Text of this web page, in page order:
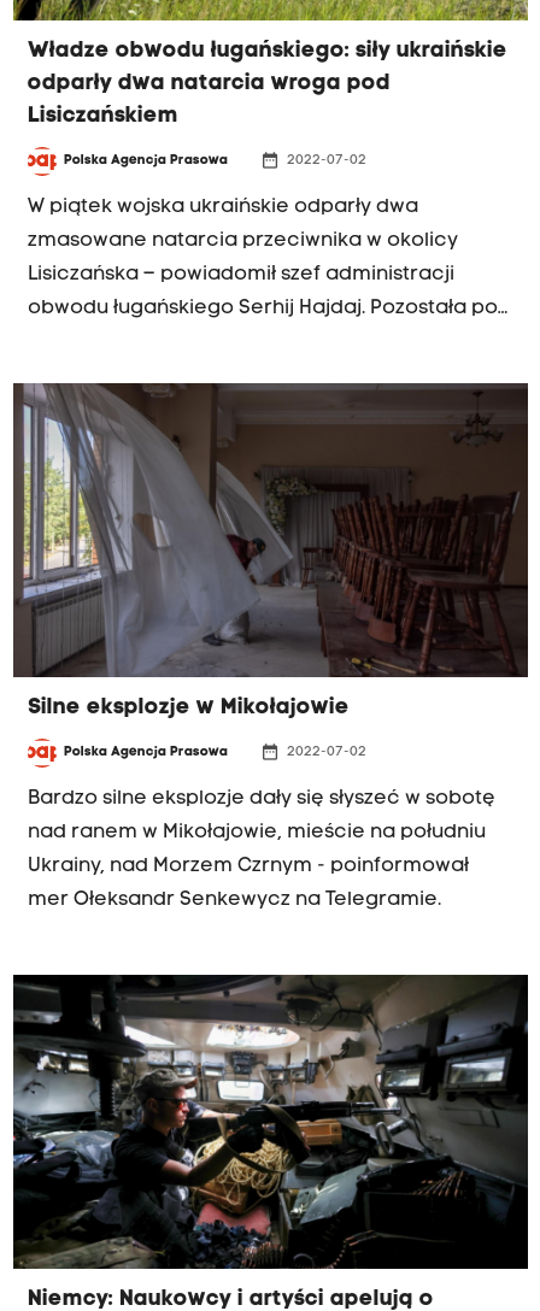
Władze obwodu ługańskiego: siły ukraińskie
odparły dwa natarcia wroga pod
Lisiczańskiem
Polska Agencja Prasowa date_range 2022-07-02
W piątek wojska ukraińskie odparły dwa
zmasowane natarcia przeciwnika w okolicy
Lisiczańska – powiadomił szef administracji
obwodu ługańskiego Serhij Hajdaj. Pozostała pod
Silne eksplozje w Mikołajowie
Polska Agencja Prasowa date_range 2022-07-02
Bardzo silne eksplozje dały się słyszeć w sobotę
nad ranem w Mikołajowie, mieście na południu
Ukrainy, nad Morzem Czrnym - poinformował
mer Ołeksandr Senkewycz na Telegramie.
Niemcy: Naukowcy i artyści apelują o